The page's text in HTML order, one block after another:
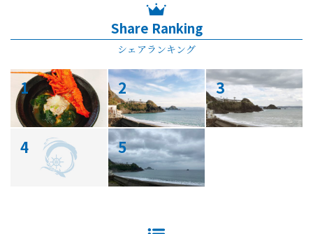
Share Ranking
シェアランキング
1 2 3
4 5